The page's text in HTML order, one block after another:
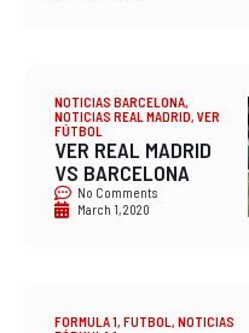
NOTICIAS BARCELONA,
NOTICIAS REAL MADRID, VER
FÚTBOL
VER REAL MADRID
VS BARCELONA
No Comments
March 1, 2020
FORMULA 1, FUTBOL, NOTICIAS